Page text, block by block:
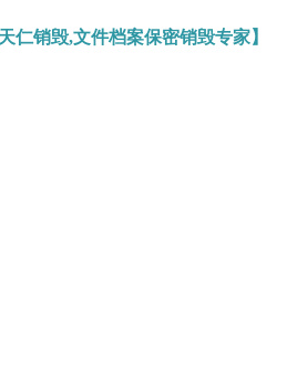
仁销毁,文件档案保密销毁专家】